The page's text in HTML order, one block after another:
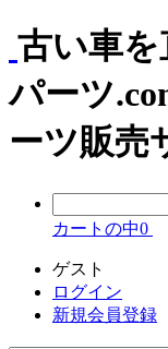
古い車
パーツ
ーツ販売
カートの中0
ゲスト
ログイン
新規会員登録